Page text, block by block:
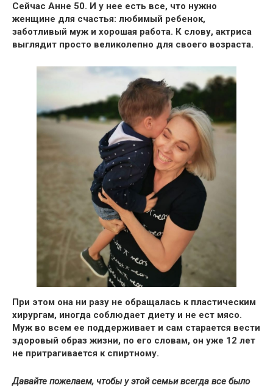
Сейчас Анне 50. И у нее есть все, что нужно
женщине для счастья: любимый ребенок,
заботливый муж и хорошая работа. К слову, актриса
выглядит просто великолепно для своего возраста.
При этом она ни разу не обращалась к пластическим
хирургам, иногда соблюдает диету и не ест мясо.
Муж во всем ее поддерживает и сам старается вести
здоровый образ жизни, по его словам, он уже 12 лет
не притрагивается к спиртному.
Давайте пожелаем, чтобы у этой семьи всегда все было